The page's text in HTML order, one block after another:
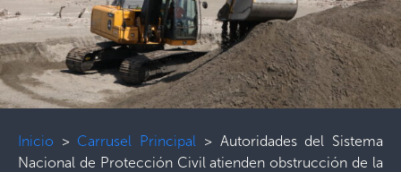
Inicio > Carrusel Principal > Autoridades del Sistema
Nacional de Protección Civil atienden obstrucción de la